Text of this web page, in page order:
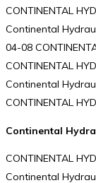
CONTINENTAL
Continental
04-08
CONTINENTAL
Continental
CONTINENTAL
Continental
CONTINENTAL
Continental